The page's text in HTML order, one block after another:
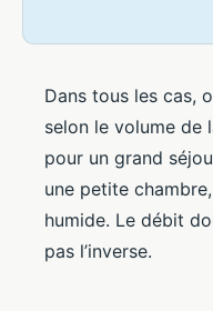
Dans tous les cas,
selon le volume de
pour un grand
une petite
humide. Le débit
pas l’inverse.